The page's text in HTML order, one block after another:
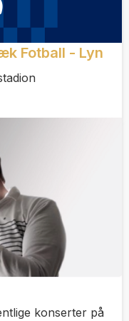
Fotball - Lyn
konserter på